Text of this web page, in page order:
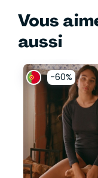
Vous
aussi
-60%